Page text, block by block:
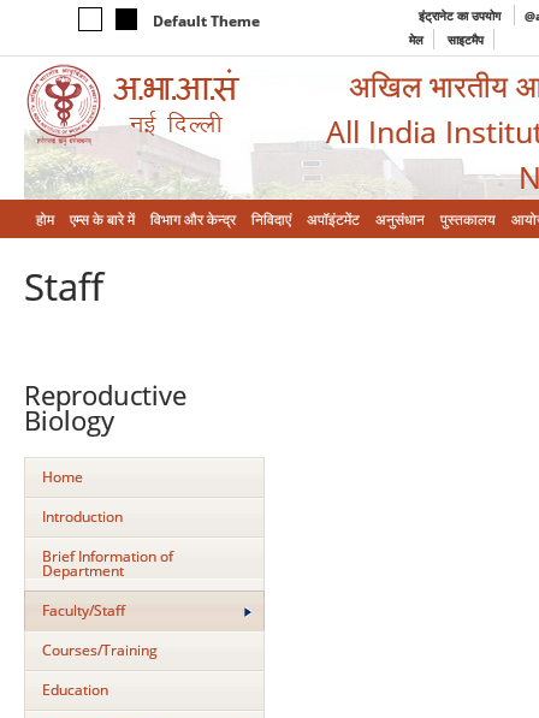
Default Theme इंट्रानेट का उपयोग
मेल
साइटमैप
अखिल भारतीय
All India
होम एम्‍स के बारे में विभाग और केन्‍द्र निविदाएं अपॉइंटमेंट अनुसंधान पुस्तकालय
Staff
Reproductive
Biology
Home
Introduction
Brief Information of
Department
Faculty/Staff
Courses/Training
Education